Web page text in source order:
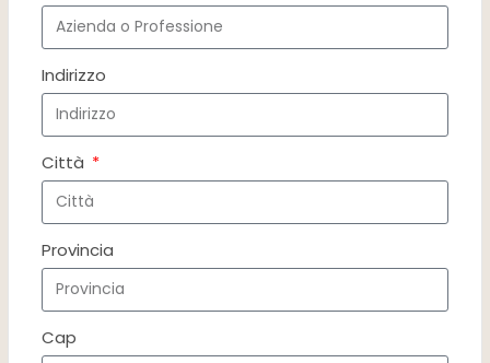
Indirizzo
Città
Provincia
Cap